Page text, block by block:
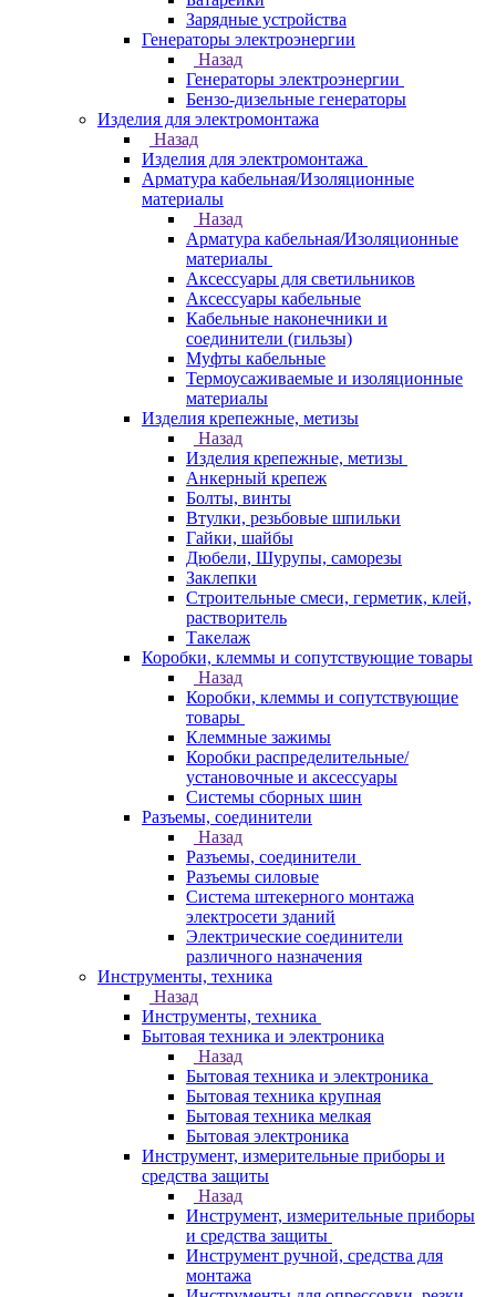
Зарядные устройства
Генераторы электроэнергии
Назад
Генераторы электроэнергии
Бензо-дизельные генераторы
Изделия для электромонтажа
Назад
Изделия для электромонтажа
Арматура кабельная/Изоляционные
материалы
Назад
Арматура кабельная/Изоляционные
материалы
Аксессуары для светильников
Аксессуары кабельные
Кабельные наконечники и
соединители (гильзы)
Муфты кабельные
Термоусаживаемые и изоляционные
материалы
Изделия крепежные, метизы
Назад
Изделия крепежные, метизы
Анкерный крепеж
Болты, винты
Втулки, резьбовые шпильки
Гайки, шайбы
Дюбели, Шурупы, саморезы
Заклепки
Строительные смеси, герметик, клей,
растворитель
Такелаж
Коробки, клеммы и сопутствующие товары
Назад
Коробки, клеммы и сопутствующие
товары
Клеммные зажимы
Коробки распределительные/
установочные и аксессуары
Системы сборных шин
Разъемы, соединители
Назад
Разъемы, соединители
Разъемы силовые
Система штекерного монтажа
электросети зданий
Электрические соединители
различного назначения
Инструменты, техника
Назад
Инструменты, техника
Бытовая техника и электроника
Назад
Бытовая техника и электроника
Бытовая техника крупная
Бытовая техника мелкая
Бытовая электроника
Инструмент, измерительные приборы и
средства защиты
Назад
Инструмент, измерительные приборы
и средства защиты
Инструмент ручной, средства для
монтажа